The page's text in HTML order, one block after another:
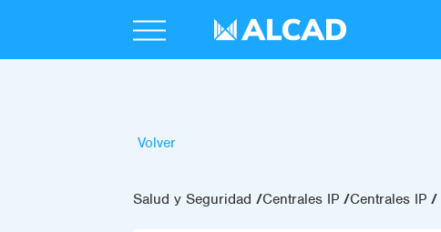
Volver
Salud y Seguridad Centrales IP Centrales IP